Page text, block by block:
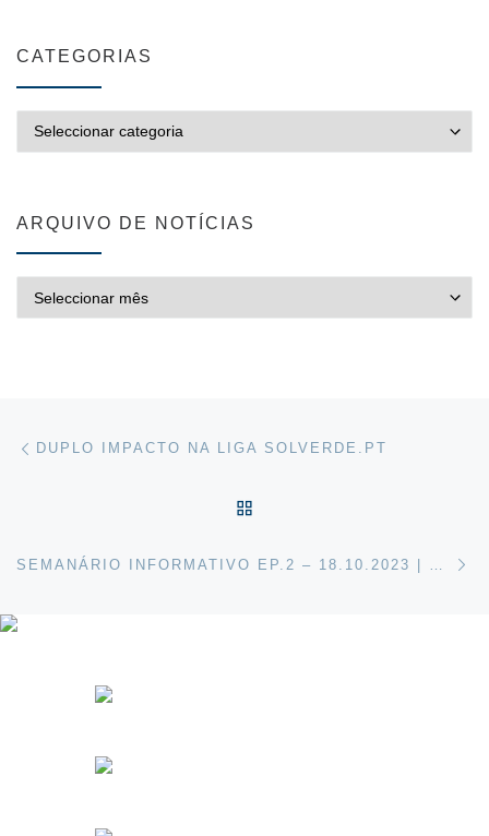
CATEGORIAS
ARQUIVO DE NOTÍCIAS
Post navigation
DUPLO IMPACTO NA LIGA SOLVERDE.PT